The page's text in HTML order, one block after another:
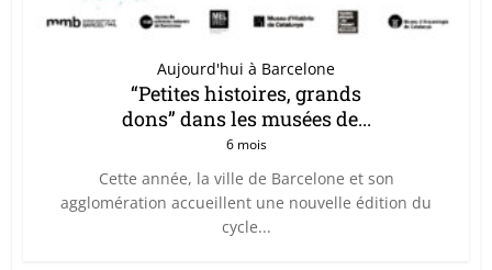
Aujourd'hui à Barcelone
“Petites histoires, grands
dons” dans les musées de...
6 mois
Cette année, la ville de Barcelone et son
agglomération accueillent une nouvelle édition du
cycle...